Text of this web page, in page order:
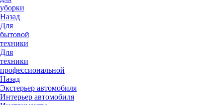
уборки
Назад
Для
бытовой
техники
Для
техники
профессиональной
Назад
Экстерьер автомобиля
Интерьер автомобиля